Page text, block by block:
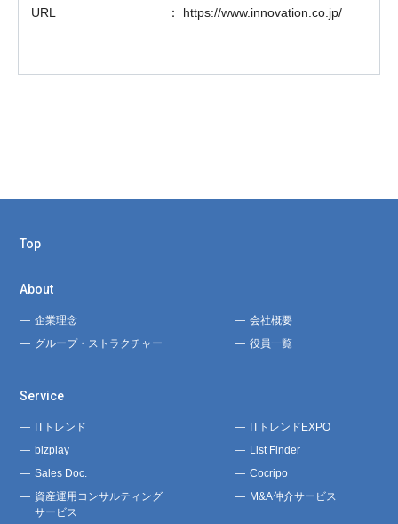
URL ： https://www.innovation.co.jp/
Top
About
企業理念
会社概要
グループ・ストラクチャー
役員一覧
Service
ITトレンド
ITトレンドEXPO
bizplay
List Finder
Sales Doc.
Cocripo
資産運用コンサルティング
サービス
M&A仲介サービス